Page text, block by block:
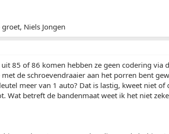
Niels Jongen
85 of 86 komen hebben ze geen codering via
de schroevendraaier aan het porren bent
meer van 1 auto? Dat is lastig, kweet niet
Wat betreft de bandenmaat weet ik het niet